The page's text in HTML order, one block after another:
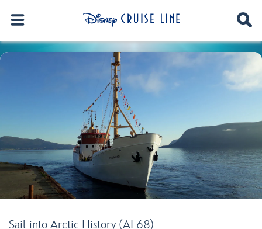
Sail into Arctic History (AL68)